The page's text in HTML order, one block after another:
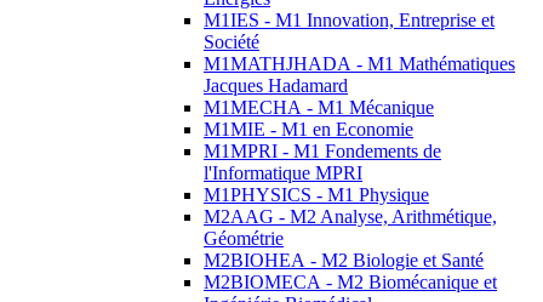
M1IES - M1 Innovation, Entreprise et
Société
M1MATHJHADA - M1 Mathématiques
Jacques Hadamard
M1MECHA - M1 Mécanique
M1MIE - M1 en Economie
M1MPRI - M1 Fondements de
l'Informatique MPRI
M1PHYSICS - M1 Physique
M2AAG - M2 Analyse, Arithmétique,
Géométrie
M2BIOHEA - M2 Biologie et Santé
M2BIOMECA - M2 Biomécanique et